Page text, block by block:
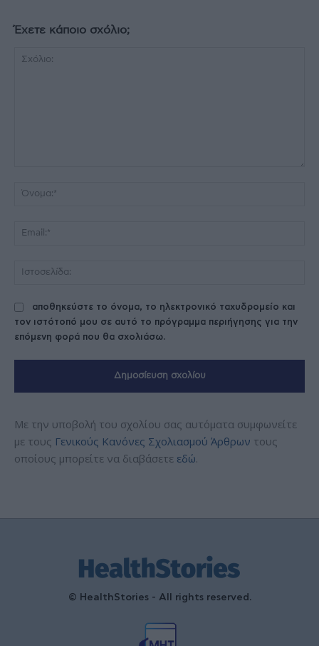
Έχετε κάποιο σχόλιο;
αποθηκεύστε το όνομα, το ηλεκτρονικό ταχυδρομείο και
τον ιστότοπό μου σε αυτό το πρόγραμμα περιήγησης για την
επόμενη φορά που θα σχολιάσω.
Με την υποβολή του σχολίου σας αυτόματα συμφωνείτε
με τους Γενικούς Κανόνες Σχολιασμού Άρθρων τους
οποίους μπορείτε να διαβάσετε εδώ.
© HealthStories - All rights reserved.